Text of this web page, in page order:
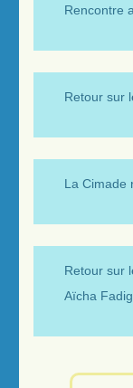
Rencontre
Retour sur
La Cimade
Retour sur
Aïcha